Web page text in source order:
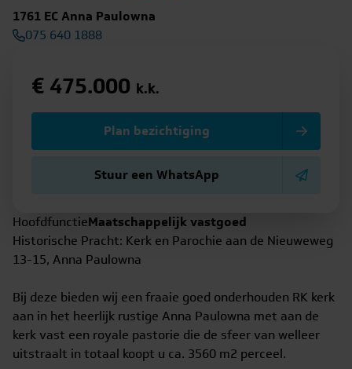
1761 EC Anna Paulowna
075 640 1888
€ 475.000 k.k.
Plan bezichtiging
Stuur een WhatsApp
HoofdfunctieMaatschappelijk vastgoed
Historische Pracht: Kerk en Parochie aan de Nieuweweg
13-15, Anna Paulowna
Bij deze bieden wij een fraaie goed onderhouden RK kerk
aan in het heerlijk rustige Anna Paulowna met aan de
kerk vast een royale pastorie die de sfeer van welleer
uitstraalt in totaal koopt u ca. 3560 m2 perceel.